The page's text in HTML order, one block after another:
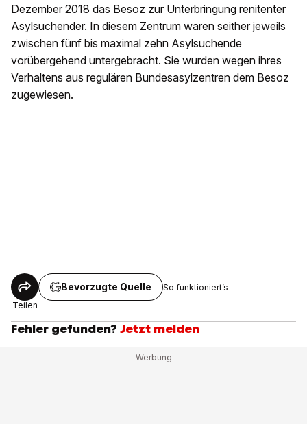
Dezember 2018 das Besoz zur Unterbringung renitenter
Asylsuchender. In diesem Zentrum waren seither jeweils
zwischen fünf bis maximal zehn Asylsuchende
vorübergehend untergebracht. Sie wurden wegen ihres
Verhaltens aus regulären Bundesasylzentren dem Besoz
zugewiesen.
Teilen
Bevorzugte Quelle So funktioniert’s
Fehler gefunden? Jetzt melden